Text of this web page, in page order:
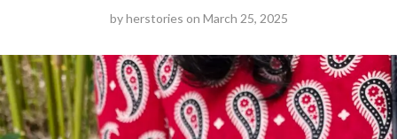
byherstories on March 25, 2025